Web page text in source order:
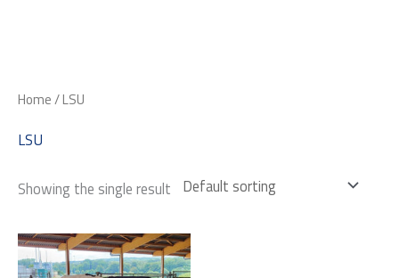
Home/ LSU
LSU
Showing the single result